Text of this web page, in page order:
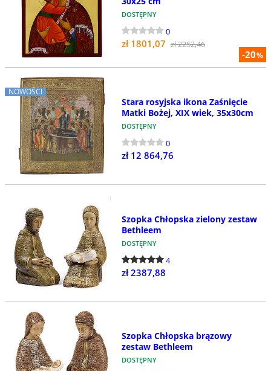
-20%
DOSTĘPNY
0
zł 1801,07 zł 2252,46
NOWOŚCI
Stara rosyjska ikona Zaśnięcie
Matki Bożej, XIX wiek, 35x30cm
DOSTĘPNY
0
zł 12 864,76
Szopka Chłopska zielony zestaw
Bethleem
DOSTĘPNY
4
zł 2387,88
Szopka Chłopska brązowy
zestaw Bethleem
DOSTĘPNY